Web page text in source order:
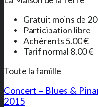
Gratuit moins de 20
Participation libre
Adhérents 5.00 €
Tarif normal 8.00 €
Toute la famille
Concert – Blues &
2015